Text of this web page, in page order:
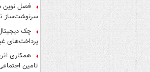
سرنوشت‌ساز
چک
پرداخت‌های
همکاری
تامین